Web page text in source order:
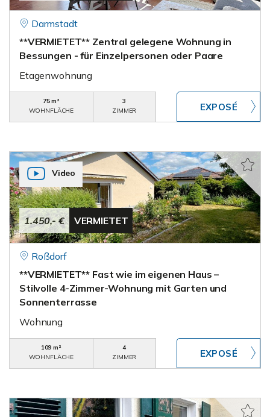
Darmstadt
**VERMIETET** Zentral gelegene Wohnung in
Bessungen - für Einzelpersonen oder Paare
Etagenwohnung
75 m²
WOHNFLÄCHE
3
ZIMMER
1.450,- € VERMIETET
Video
Roßdorf
**VERMIETET** Fast wie im eigenen Haus –
Stilvolle 4-Zimmer-Wohnung mit Garten und
Sonnenterrasse
Wohnung
109 m²
WOHNFLÄCHE
4
ZIMMER